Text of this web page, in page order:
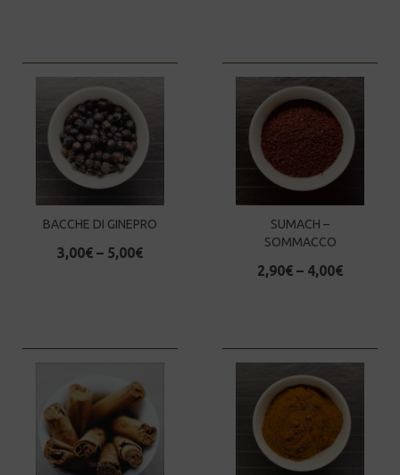
BACCHE DI GINEPRO
3,00€ – 5,00€
SUMACH –
SOMMACCO
2,90€ – 4,00€